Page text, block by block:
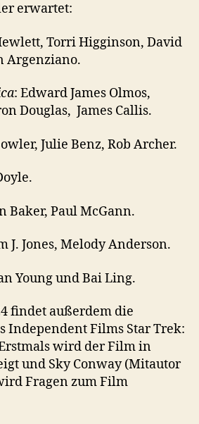
erwartet:
Torri Higginson, David
Argenziano.
: Edward James Olmos,
Douglas, James Callis.
Julie Benz, Rob Archer.
Baker, Paul McGann.
J. Jones, Melody Anderson.
Young und Bai Ling.
findet außerdem die
Independent Films Star Trek:
wird der Film in
und Sky Conway (Mitautor
Fragen zum Film